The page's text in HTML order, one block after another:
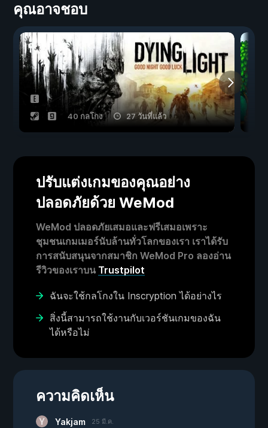
คุณอาจชอบ
40 กลโกง 27 วันที่แล้ว
ปรับแต่งเกมของคุณอย่าง
ปลอดภัยด้วย WeMod
WeMod ปลอดภัยเสมอและฟรีเสมอเพราะ
ชุมชนเกมเมอร์นับล้านทั่วโลกของเรา เราได้รับ
การสนับสนุนจากสมาชิก WeMod Pro ลองอ่าน
รีวิวของเราบน Trustpilot
ฉันจะใช้กลโกงใน Inscryption ได้อย่างไร
สิ่งนี้สามารถใช้งานกับเวอร์ชันเกมของฉัน
ได้หรือไม่
ความคิดเห็น
Yakjam 25 มี.ค.